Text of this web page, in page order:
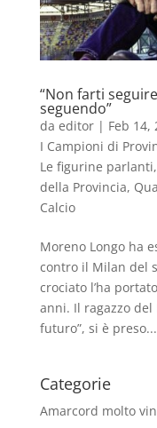
“Non farti
seguendo”
da editor| Feb 14,
I Campioni di
Le figurine parlanti,
della Provincia,
Calcio
Moreno Longo ha
contro il Milan del
crociato l’ha
anni. Il ragazzo
futuro”, si è preso...
Categorie
Amarcord molto